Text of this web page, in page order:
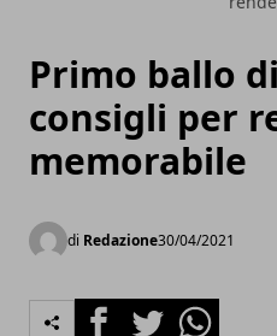
Primo ballo
consigli per
memorabile
di Redazione30/04/2021
FacebookTwitterWhatsapp